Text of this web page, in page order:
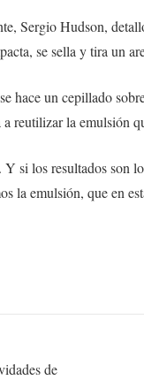
Sergio Hudson,
se sella y tira un
hace un cepillado
reutilizar la emulsión
si los resultados son
la emulsión, que en
de